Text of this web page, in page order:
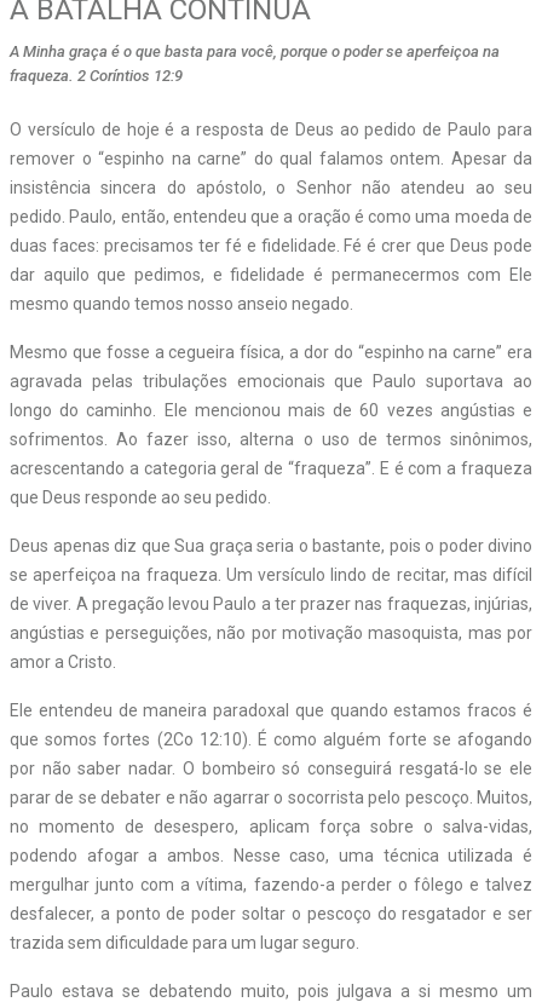
A BATALHA CONTINUA
A Minha graça é o que basta para você, porque o poder se aperfeiçoa na
fraqueza. 2 Coríntios 12:9
O versículo de hoje é a resposta de Deus ao pedido de Paulo para
remover o “espinho na carne” do qual falamos ontem. Apesar da
insistência sincera do apóstolo, o Senhor não atendeu ao seu
pedido. Paulo, então, entendeu que a oração é como uma moeda de
duas faces: precisamos ter fé e fidelidade. Fé é crer que Deus pode
dar aquilo que pedimos, e fidelidade é permanecermos com Ele
mesmo quando temos nosso anseio negado.
Mesmo que fosse a cegueira física, a dor do “espinho na carne” era
agravada pelas tribulações emocionais que Paulo suportava ao
longo do caminho. Ele mencionou mais de 60 vezes angústias e
sofrimentos. Ao fazer isso, alterna o uso de termos sinônimos,
acrescentando a categoria geral de “fraqueza”. E é com a fraqueza
que Deus responde ao seu pedido.
Deus apenas diz que Sua graça seria o bastante, pois o poder divino
se aperfeiçoa na fraqueza. Um versículo lindo de recitar, mas difícil
de viver. A pregação levou Paulo a ter prazer nas fraquezas, injúrias,
angústias e perseguições, não por motivação masoquista, mas por
amor a Cristo.
Ele entendeu de maneira paradoxal que quando estamos fracos é
que somos fortes (2Co 12:10). É como alguém forte se afogando
por não saber nadar. O bombeiro só conseguirá resgatá-lo se ele
parar de se debater e não agarrar o socorrista pelo pescoço. Muitos,
no momento de desespero, aplicam força sobre o salva-vidas,
podendo afogar a ambos. Nesse caso, uma técnica utilizada é
mergulhar junto com a vítima, fazendo-a perder o fôlego e talvez
desfalecer, a ponto de poder soltar o pescoço do resgatador e ser
trazida sem dificuldade para um lugar seguro.
Paulo estava se debatendo muito, pois julgava a si mesmo um